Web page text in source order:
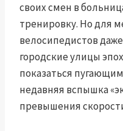
своих смен в
тренировку. Но для
велосипедистов
городские улицы
показаться
недавняя вспышка
превышения